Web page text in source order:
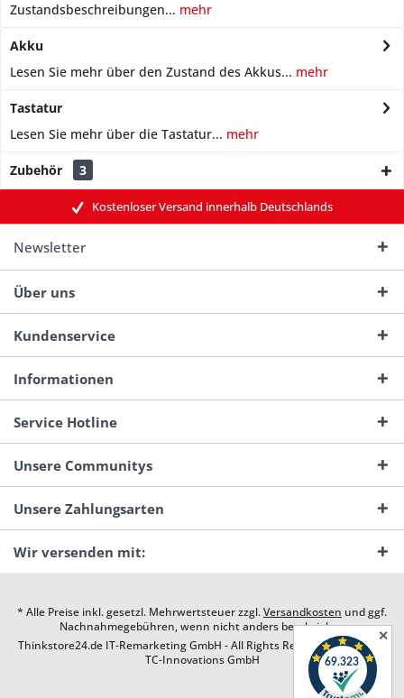
Zustandsbeschreibungen... mehr
Akku
Lesen Sie mehr über den Zustand des Akkus... mehr
Tastatur
Lesen Sie mehr über die Tastatur... mehr
Zubehör 3
Kostenloser Versand innerhalb Deutschlands
Newsletter
Über uns
Kundenservice
Informationen
Service Hotline
Unsere Communitys
Unsere Zahlungsarten
Wir versenden mit:
* Alle Preise inkl. gesetzl. Mehrwertsteuer zzgl.Versandkosten und ggf.
Nachnahmegebühren, wenn nicht anders beschrieben
Thinkstore24.de IT-Remarketing GmbH - All Rights Reserved. Design by
TC-Innovations GmbH
✕